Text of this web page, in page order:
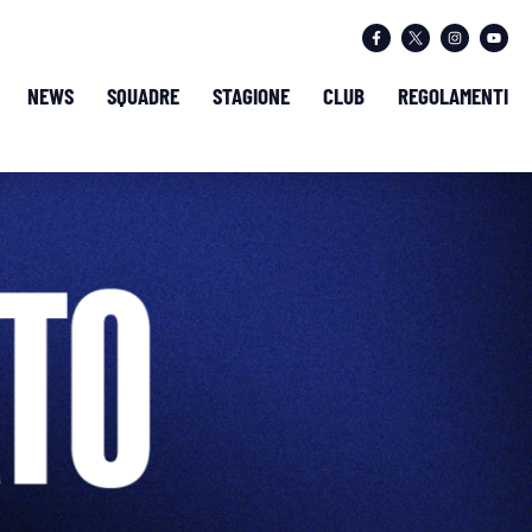
NEWS SQUADRE STAGIONE CLUB REGOLAMENTI